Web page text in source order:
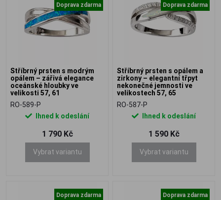
Doprava zdarma
Stříbrný prsten s modrým
opálem – zářivá elegance
oceánské hloubky ve
velikosti 57, 61
RO-589-P
Ihned k odeslání
1 790 Kč
Vybrat variantu
Doprava zdarma
Stříbrný prsten s opálem a
zirkony – elegantní třpyt
nekonečné jemnosti ve
velikostech 57, 65
RO-587-P
Ihned k odeslání
1 590 Kč
Vybrat variantu
Doprava zdarma Doprava zdarma